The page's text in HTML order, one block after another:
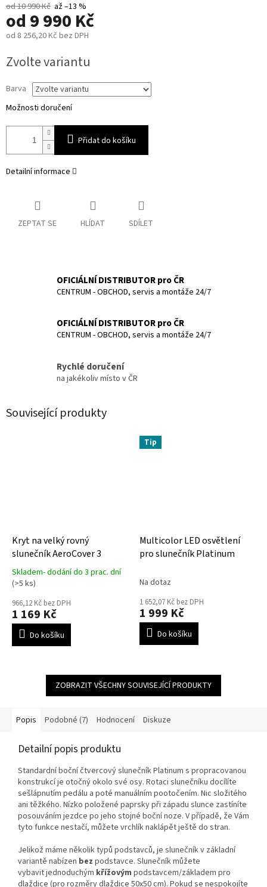
od 10 990 Kč až –13 %
od 9 990 Kč
od 8 256,20 Kč bez DPH
cena:
Zvolte variantu
Barva
Možnosti doručení
Přidat do košíku
Detailní informace
ZEPTAT SE HLÍDAT SDÍLET
OFICIÁLNÍ DISTRIBUTOR pro ČR
CENTRUM - OBCHOD, servis a montáže 24/7
OFICIÁLNÍ DISTRIBUTOR pro ČR
CENTRUM - OBCHOD, servis a montáže 24/7
Rychlé doručení
na jakékoliv místo v ČR
Související produkty
Kryt na velký rovný
slunečník AeroCover 3
Průměrné
hodnocení
produktu
je
5,0
5
Skladem- dodání do 3 prac. dní
(>5 ks)
966,12 Kč bez DPH
1 169 Kč
Do košíku
Tip
Multicolor LED osvětlení
pro slunečník Platinum
Na dotaz
1 652,07 Kč bez DPH
1 999 Kč
Do košíku
ZOBRAZIT VŠECHNY SOUVISEJÍCÍ PRODUKTY
Popis Podobné (7) Hodnocení Diskuze
Detailní popis produktu
Standardní boční čtvercový slunečník Platinum s propracovanou
konstrukcí je otočný okolo své osy. Rotaci slunečníku docílíte
sešlápnutím pedálu a poté manuálním pootočením. Nic složitého
ani těžkého. Nízko položené paprsky při západu slunce zastíníte
posouváním jezdce po jeho stojné boční noze. V případě, že Vám
tyto funkce nestačí, můžete vrchlík naklápět ještě do stran.
Jelikož máme několik typů podstavců, je slunečník v základní
variantě nabízen bez podstavce. Slunečník můžete
vybavitjednoduchým křížovým podstavcem/základem pro
dlaždice (pro rozměry dlaždice 50x50 cm). Pokud se nespokojíte